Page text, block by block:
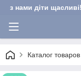
з нами діти щасливі!
Каталог товаров